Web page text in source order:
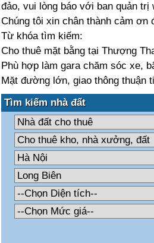
đảo, vui lòng báo với ban quản trị
Chúng tôi xin chân thành cảm ơn
Từ khóa tìm kiếm:
Cho thuê mặt bằng tại Thượng
Phù hợp làm gara chăm sóc xe,
Mặt đường lớn, giao thông thuận
Tìm kiếm nhà đất